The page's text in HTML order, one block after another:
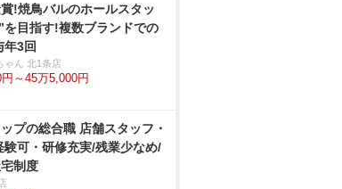
!焼鳥バルのホールスタッ
を目指す!複数ブランドでの
年3回
ゃん 北1条店
～45万5,000円
プの総合職 店舗スタッフ・
験可・研修充実/残業少なめ/
制度